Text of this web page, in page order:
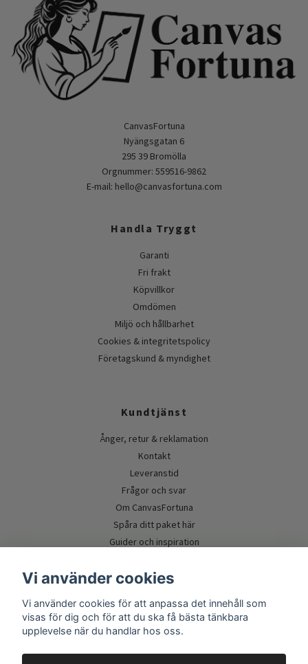
CanvasFortuna
Nyängsgatan 6
295 39 Bromölla
Orgnummer: 559516-9862
E-mail: hello@canvasfortuna.com
Handla Tryggt
Garanti
Fri frakt
Köpvillkor
Omdömen
Miljö och hållbarhet
Cookies & integritetspolicy
Företagskund & myndighet
Kundtjänst
Ånger, retur & reklamation
Kontakt
Leveranstid
Frågor och svar
Om CanvasFortuna
Spåra ditt paket här
Guider och inspiration
Vi använder cookies
Vi använder cookies för att anpassa det innehåll som
visas för dig och för att du ska få bästa tänkbara
upplevelse när du handlar hos oss.